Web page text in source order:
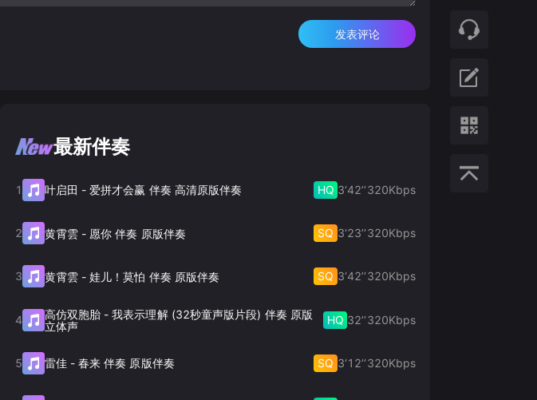
发表评论
最新伴奏
1 叶启田 -爱拼才会赢 伴奏 高清原版伴奏 HQ 3‘42’‘320Kbps
2 黄霄雲- 愿你 伴奏 原版伴奏 SQ 3‘23’‘320Kbps
3 黄霄雲-娃儿！莫怕 伴奏 原版伴奏 SQ 3‘42’‘320Kbps
4 高仿双胞胎 -我表示理解 (32秒童声版片段) 伴奏 原版
立体声
HQ 32’‘320Kbps
5 雷佳- 春来 伴奏 原版伴奏 SQ 3‘12’‘320Kbps